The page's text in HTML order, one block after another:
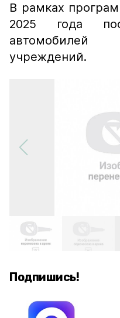
В рамках
2025 года
автомобилей
учреждений.
Подпишись!